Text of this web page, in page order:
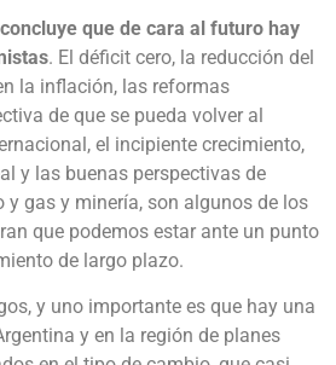
que de cara al futuro hay
. El déficit cero, la reducción del
la inflación, las reformas
de que se pueda volver al
el incipiente crecimiento,
y las buenas perspectivas de
y gas y minería, son algunos de los
que podemos estar ante un punto
de largo plazo.
y uno importante es que hay una
y en la región de planes